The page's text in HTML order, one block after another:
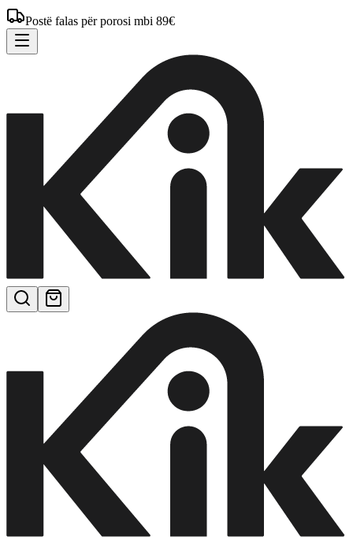
Postë falas për porosi mbi 89€